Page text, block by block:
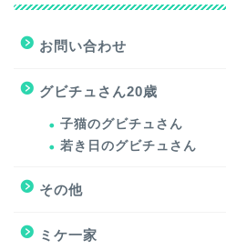
お問い合わせ
グビチュさん20歳
子猫のグビチュさん
若き日のグビチュさん
その他
ミケ一家